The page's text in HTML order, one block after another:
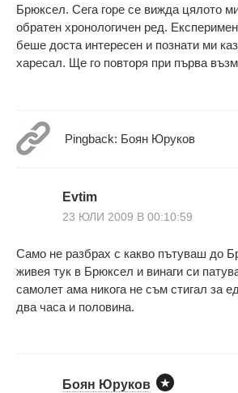
Брюксел. Сега горе се вижда цялото
обратен хронологичен ред.
беше доста интересен и познати ми
харесал. Ще го повторя при първа
Pingback: Боян Юруков
Evtim
23 ЮЛИ 2009 В 00:10:59
Само не разбрах с какво пътуваш до
живея тук в Брюксел и винаги си
самолет ама никога не съм стигал за
два часа и половина.
Боян Юруков